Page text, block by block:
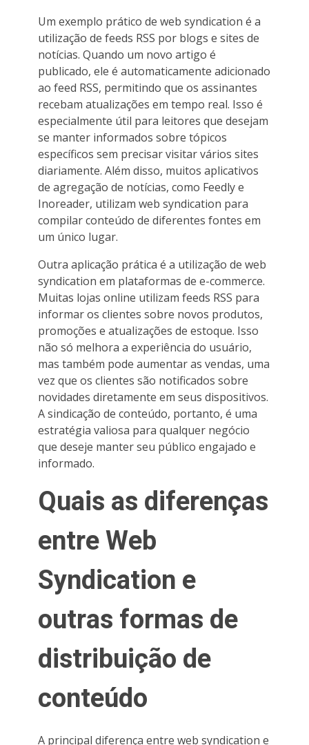
Um exemplo prático de web syndication é a
utilização de feeds RSS por blogs e sites de
notícias. Quando um novo artigo é
publicado, ele é automaticamente adicionado
ao feed RSS, permitindo que os assinantes
recebam atualizações em tempo real. Isso é
especialmente útil para leitores que desejam
se manter informados sobre tópicos
específicos sem precisar visitar vários sites
diariamente. Além disso, muitos aplicativos
de agregação de notícias, como Feedly e
Inoreader, utilizam web syndication para
compilar conteúdo de diferentes fontes em
um único lugar.
Outra aplicação prática é a utilização de web
syndication em plataformas de e-commerce.
Muitas lojas online utilizam feeds RSS para
informar os clientes sobre novos produtos,
promoções e atualizações de estoque. Isso
não só melhora a experiência do usuário,
mas também pode aumentar as vendas, uma
vez que os clientes são notificados sobre
novidades diretamente em seus dispositivos.
A sindicação de conteúdo, portanto, é uma
estratégia valiosa para qualquer negócio
que deseje manter seu público engajado e
informado.
Quais as diferenças
entre Web
Syndication e
outras formas de
distribuição de
conteúdo
A principal diferença entre web syndication e